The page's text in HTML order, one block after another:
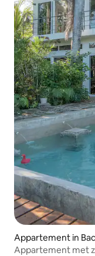
Appartement in
Appartement met